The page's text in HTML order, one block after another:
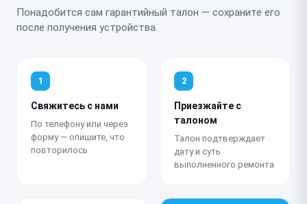
Понадобится сам гарантийный талон — сохраните его
после получения устройства.
1
Свяжитесь с нами
По телефону или через
форму — опишите, что
повторилось
2
Приезжайте с
талоном
Талон подтверждает
дату и суть
выполненного ремонта